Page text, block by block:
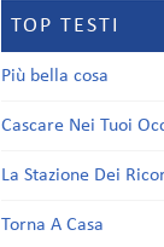
TOP TESTI
Più bella cosa
Cascare Nei Tuoi
La Stazione Dei
Torna A Casa